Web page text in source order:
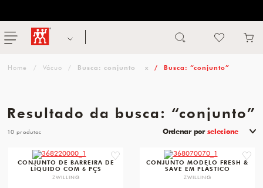
menu ZWILLING
MESA
Vácuo Busca: conjunto x Busca: “conjunto”
Resultado da busca: “conjunto”
Ordenar por selecione
10
favorite
CONJUNTO DE BARREIRA DE
LÍQUIDO COM 6 PÇS
ZWILLING
CONJUNTO MODELO FRESH &
SAVE EM PLÁSTICO
ZWILLING